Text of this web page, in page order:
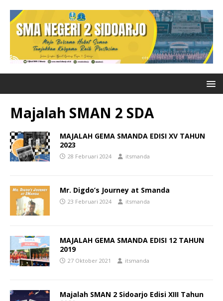
Majalah SMAN 2 SDA
MAJALAH GEMA SMANDA EDISI XV TAHUN
2023
28 Februari 2024 itsmanda
Mr. Digdo’s Journey at Smanda
23 Februari 2024 itsmanda
MAJALAH GEMA SMANDA EDISI 12 TAHUN
2019
27 Oktober 2021 itsmanda
Majalah SMAN 2 Sidoarjo Edisi XIII Tahun